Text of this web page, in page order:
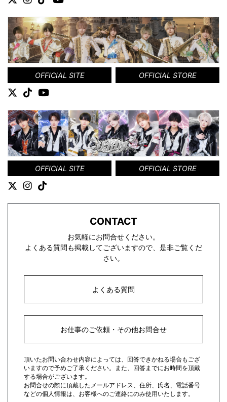
OFFICIAL SITE OFFICIAL STORE
OFFICIAL SITE OFFICIAL STORE
CONTACT
お気軽にお問合せください。
よくある質問も掲載してございますので、是非ご覧くだ
さい。
よくある質問
お仕事のご依頼・その他お問合せ
頂いたお問い合わせ内容によっては、回答できかねる場合もござ
いますので予めご了承ください。また、回答までにお時間を頂戴
する場合がございます。
お問合せの際に頂戴したメールアドレス、住所、氏名、電話番号
などの個人情報は、お客様へのご連絡にのみ使用いたします。